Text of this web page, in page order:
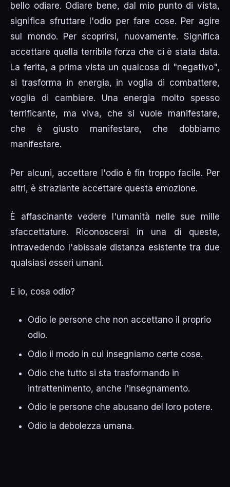
bello odiare. Odiare bene, dal mio punto di vista,
significa sfruttare l'odio per fare cose. Per agire
sul mondo. Per scoprirsi, nuovamente. Significa
accettare quella terribile forza che ci è stata data.
La ferita, a prima vista un qualcosa di "negativo",
si trasforma in energia, in voglia di combattere,
voglia di cambiare. Una energia molto spesso
terrificante, ma viva, che si vuole manifestare,
che è giusto manifestare, che dobbiamo
manifestare.
Per alcuni, accettare l'odio è fin troppo facile. Per
altri, è straziante accettare questa emozione.
È affascinante vedere l'umanità nelle sue mille
sfaccettature. Riconoscersi in una di queste,
intravedendo l'abissale distanza esistente tra due
qualsiasi esseri umani.
E io, cosa odio?
Odio le persone che non accettano il proprio
odio.
Odio il modo in cui insegniamo certe cose.
Odio che tutto si sta trasformando in
intrattenimento, anche l'insegnamento.
Odio le persone che abusano del loro potere.
Odio la debolezza umana.